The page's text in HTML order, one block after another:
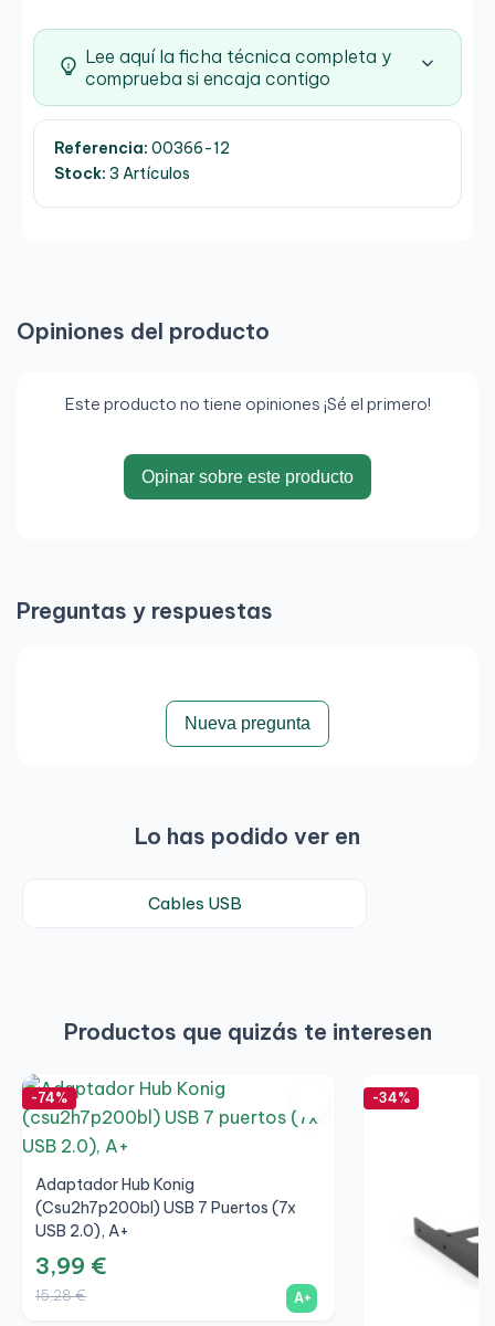
Lee aquí la ficha técnica completa y
comprueba si encaja contigo
Referencia: 00366-12
Stock: 3 Artículos
Opiniones del producto
Este producto no tiene opiniones ¡Sé el primero!
Opinar sobre este producto
Preguntas y respuestas
Nueva pregunta
Lo has podido ver en
Cables USB
Productos que quizás te interesen
-74%
Adaptador Hub Konig
(csu2h7p200bl) USB 7 Puertos (7x
USB 2.0), A+
3,99 €
15,28 € A+
-34%